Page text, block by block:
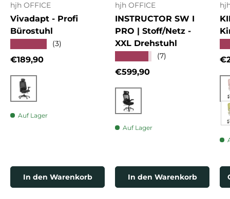
hjh OFFICE
Vivadapt - Profi
Bürostuhl
(3)
Normaler Preis
€189,90
Schwarz
Auf Lager
In den Warenkorb
hjh OFFICE
INSTRUCTOR SW I
PRO | Stoff/Netz -
XXL Drehstuhl
(7)
Normaler Preis
€599,90
Schwarz
Auf Lager
In den Warenkorb